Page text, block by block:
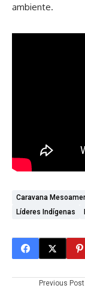
ambiente.
Caravana
Líderes Indígenas
Previous Post